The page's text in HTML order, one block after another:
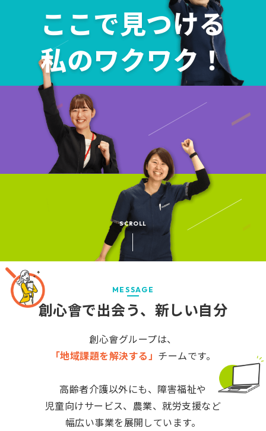
ここで見つける
私のワクワク！
SCROLL
MESSAGE
創心會で出会う、新しい自分
創心會グループは、
「地域課題を解決する」 チームです。
高齢者介護以外にも、障害福祉や
児童向けサービス、 農業、就労支援など
幅広い事業を展開しています。